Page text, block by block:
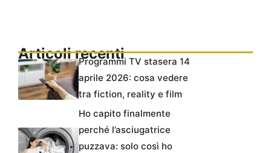
Articoli recentiProgrammi TV stasera 14
aprile 2026: cosa vedere
tra fiction, reality e film
Ho capito finalmente
perché l’asciugatrice
puzzava: solo così ho